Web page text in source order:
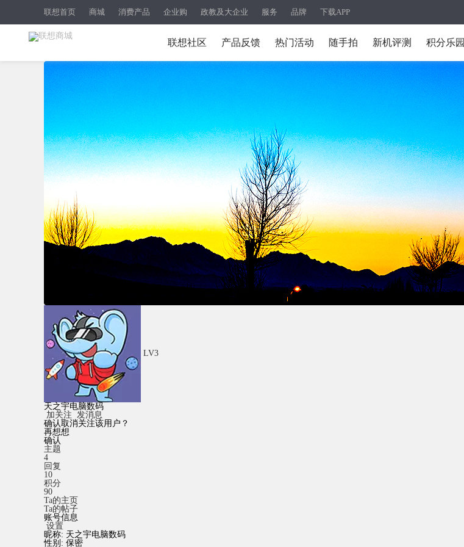
联想首页 商城 消费产品 企业购 政教及大企业 服务 品牌 下载APP
联想社区 产品反馈 热门活动 随手拍 新机评测 积分乐园
LV3
天之宇电脑数码
加关注 发消息
确认取消关注该用户？
再想想
确认
主题
4
回复
10
积分
90
Ta的主页
Ta的帖子
账号信息
设置
昵称: 天之宇电脑数码
性别: 保密